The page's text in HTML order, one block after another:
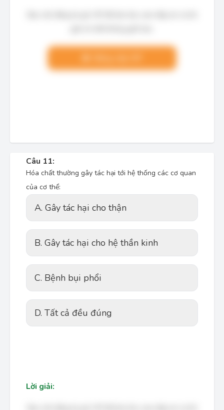
Câu 11:
Hóa chất thường gây tác hại tới hệ thống các cơ quan
của cơ thể:
A. Gây tác hại cho thận
B. Gây tác hại cho hệ thần kinh
C. Bệnh bụi phổi
D. Tất cả đều đúng
Lời giải: